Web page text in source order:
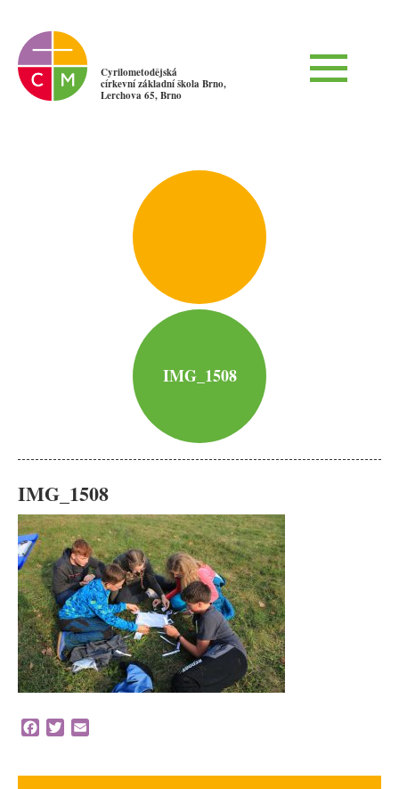
Cyrilometodějská
církevní základní škola Brno,
Lerchova 65, Brno
IMG_1508
IMG_1508
Facebook
Twitter